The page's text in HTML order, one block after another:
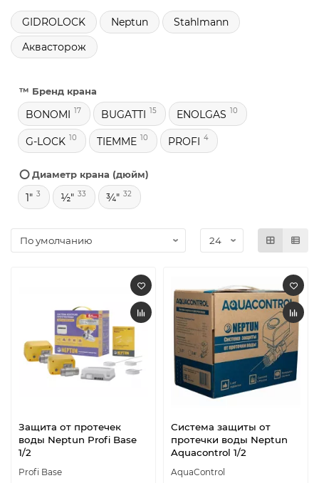
GIDROLOCK Neptun
Stahlmann
Аквасторож
™️ Бренд крана
BONOMI 17 BUGATTI 15 ENOLGAS 10
G-LOCK 10 TIEMME 10 PROFI 4
⭕ Диаметр крана (дюйм)
1" 3 ½" 33 ¾" 32
Защита от протечек
воды Neptun Profi Base
1/2
Profi Base
Система защиты от
протечки воды Neptun
Aquacontrol 1/2
AquaControl